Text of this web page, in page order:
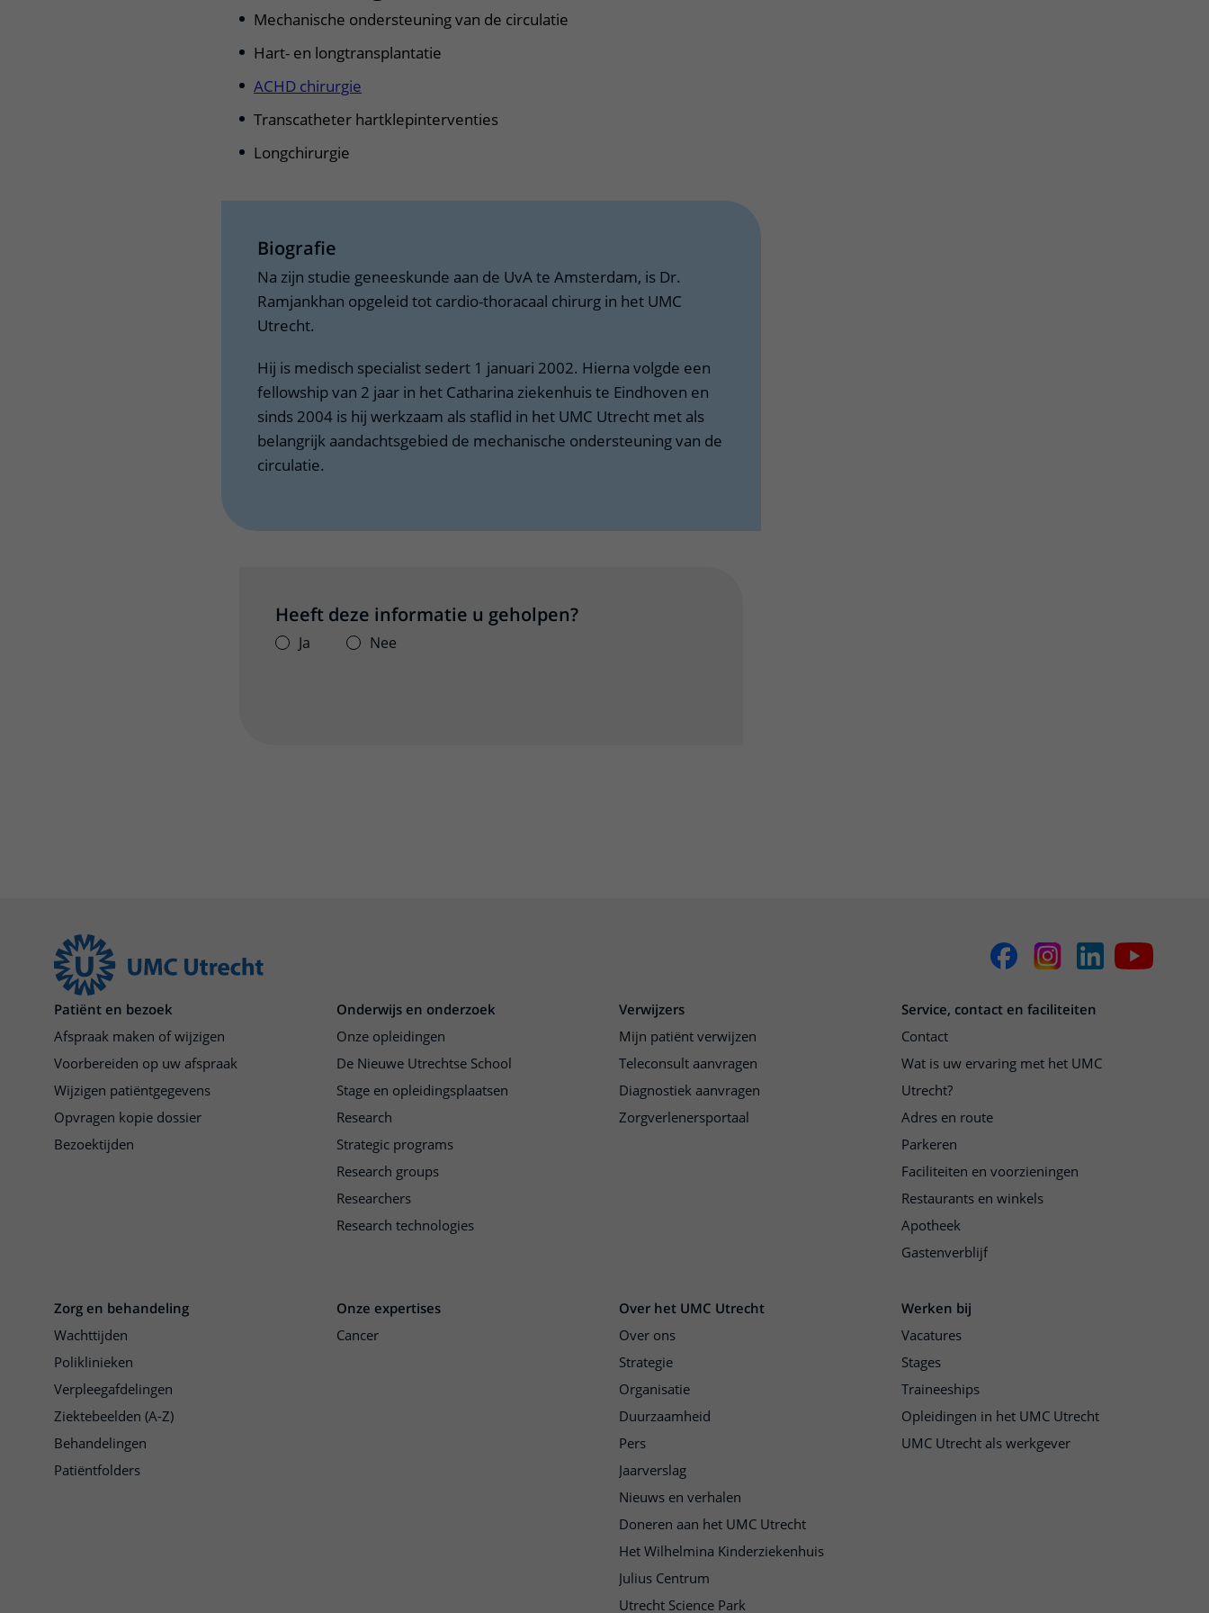
Mechanische ondersteuning van de circulatie
Hart- en longtransplantatie
ACHD chirurgie
Transcatheter hartklepinterventies
Longchirurgie
Biografie
Na zijn studie geneeskunde aan de UvA te Amsterdam, is Dr.
Ramjankhan opgeleid tot cardio-thoracaal chirurg in het UMC
Utrecht.
Hij is medisch specialist sedert 1 januari 2002. Hierna volgde een
fellowship van 2 jaar in het Catharina ziekenhuis te Eindhoven en
sinds 2004 is hij werkzaam als staflid in het UMC Utrecht met als
belangrijk aandachtsgebied de mechanische ondersteuning van de
circulatie.
Heeft deze informatie u geholpen?
Ja Nee
Patiënt en bezoek
Afspraak maken of wijzigen
Voorbereiden op uw afspraak
Wijzigen patiëntgegevens
Opvragen kopie dossier
Bezoektijden
Onderwijs en onderzoek
Onze opleidingen
De Nieuwe Utrechtse School
Stage en opleidingsplaatsen
Research
Strategic programs
Research groups
Researchers
Research technologies
Verwijzers
Mijn patiënt verwijzen
Teleconsult aanvragen
Diagnostiek aanvragen
Zorgverlenersportaal
Service, contact en faciliteiten
Contact
Wat is uw ervaring met het UMC
Utrecht?
Adres en route
Parkeren
Faciliteiten en voorzieningen
Restaurants en winkels
Apotheek
Gastenverblijf
Zorg en behandeling
Wachttijden
Poliklinieken
Verpleegafdelingen
Ziektebeelden (A-Z)
Behandelingen
Patiëntfolders
Onze expertises
Cancer
Over het UMC Utrecht
Over ons
Strategie
Organisatie
Duurzaamheid
Pers
Jaarverslag
Nieuws en verhalen
Doneren aan het UMC Utrecht
Het Wilhelmina Kinderziekenhuis
Julius Centrum
Utrecht Science Park
Werken bij
Vacatures
Stages
Traineeships
Opleidingen in het UMC Utrecht
UMC Utrecht als werkgever